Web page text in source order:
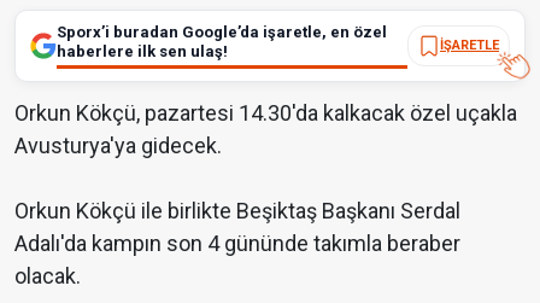
Sporx’i buradan Google’da işaretle, en özel
haberlere ilk sen ulaş!
İŞARETLE
Orkun Kökçü, pazartesi 14.30'da kalkacak özel uçakla
Avusturya'ya gidecek.
Orkun Kökçü ile birlikte Beşiktaş Başkanı Serdal
Adalı'da kampın son 4 gününde takımla beraber
olacak.